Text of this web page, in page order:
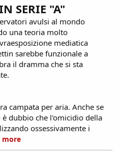
SERIE "A"
avulsi al mondo
una teoria molto
mediatica
sarebbe funzionale a
il dramma che si sta
campata per aria. Anche se
dubbio che l'omicidio della
ossessivamente i
more